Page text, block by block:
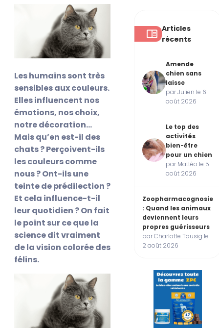
Les humains sont très
sensibles aux couleurs.
Elles influencent nos
émotions, nos choix,
notre décoration…
Mais qu’en est-il des
chats ? Perçoivent-ils
les couleurs comme
nous ? Ont-ils une
teinte de prédilection ?
Et cela influence-t-il
leur quotidien ? On fait
le point sur ce que la
science dit vraiment
de la vision colorée des
félins.
Articles
récents
Amende
chien sans
laisse
par Julien le 6
août 2026
Le top des
activités
bien-être
pour un chien
par Mattéo le 5
août 2026
Zoopharmacognosie
: Quand les animaux
deviennent leurs
propres guérisseurs
par Charlotte Tausig le
2 août 2026